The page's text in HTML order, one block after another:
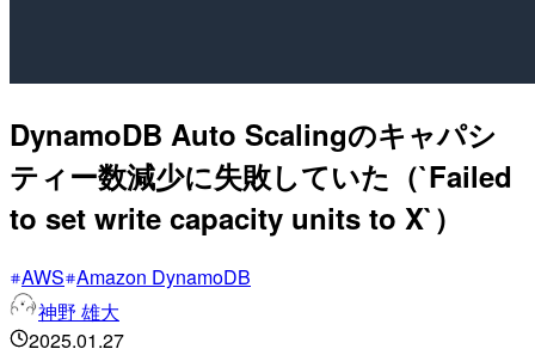
DynamoDB Auto Scalingのキャパシ
ティー数減少に失敗していた（`Failed
to set write capacity units to X`）
AWS Amazon DynamoDB
神野 雄大
2025.01.27